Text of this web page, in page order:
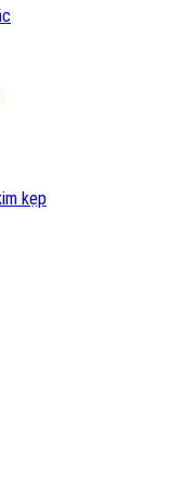
kẹp